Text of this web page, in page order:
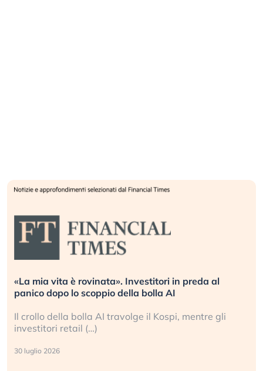
gli
Quando la finanza pesa più dell’economia
L’America sta ripetendo gli errori del 2008?
La ricchezza mondiale cresce, ma è sempre
sganciata dall’economia reale. (…)